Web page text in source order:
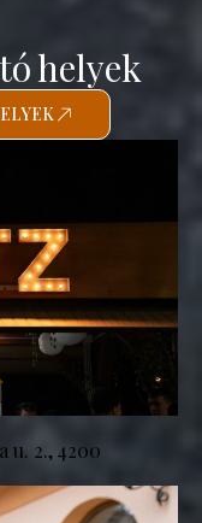
helyek
u. 2., 4200